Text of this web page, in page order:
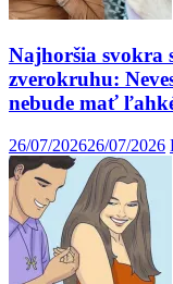
Najhoršia svokra
zverokruhu:
nebude mať
26/07/202626/07/2026